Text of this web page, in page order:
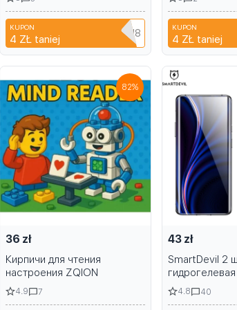
definition protector tablet
film
KUPON
4 ZŁ taniej CYPQ3XAVLEH8
Screen
15 with Quick
KUPON
4 ZŁ taniej
82%
36 zł
Кирпичи для чтения
настроения ZQION
4.9 7
43 zł
SmartDevil 2
OnePlus 13
7T Защитная
4.8 40